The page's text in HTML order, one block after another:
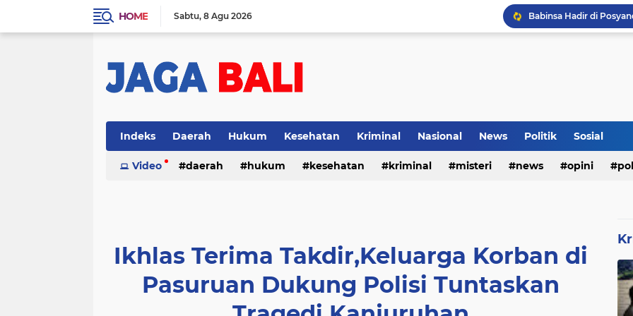
HOME Sabtu 8 Agu 2026
Inilah Tampilan Baru
Indeks Daerah Hukum Kesehatan Kriminal Nasional News Politik Sosial
Video daerah hukum kesehatan kriminal misteri news opini
Ikhlas Terima Takdir,Keluarga Korban di
Pasuruan Dukung Polisi Tuntaskan